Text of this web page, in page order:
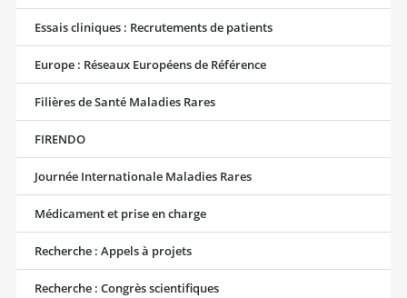
Essais cliniques : Recrutements de patients
Europe : Réseaux Européens de Référence
Filières de Santé Maladies Rares
FIRENDO
Journée Internationale Maladies Rares
Médicament et prise en charge
Recherche : Appels à projets
Recherche : Congrès scientifiques